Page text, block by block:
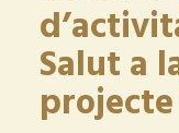
Salut a